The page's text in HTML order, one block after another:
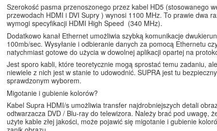
Szerokość pasma przenoszonego przez kabel HD5 (stosowanego
przewodach HDMI i DVI Supry ) wynosi 1100 MHz. To prawie dwa
wymogi specyfikacji HDMI High Speed (340 MHz).
Dodatkowo kanał Ethernet umożliwia szybką komunikacje
100mb/sec. Wysyłanie i odbieranie danych za pomocą Ethernetu
natychmiast gotowe do użycia w dowolnej aplikacji opartej na
Jest sporo kabli, które teoretycznie mogą sprostać temu zadaniu,
niewiele z nich jest w stanie to udowodnić. SUPRA jest tu
sprawdzonym wyborem.
Migotanie i gubienie kolorów?
Kabel Supra HDMI/s umożliwia transfer najdrobniejszych detali
odtwarzacza DVD / Blu-ray do telewizora. Należy brać pod uwagę,
użyte kable złej jakości, może pojawić się migotanie i gubienie